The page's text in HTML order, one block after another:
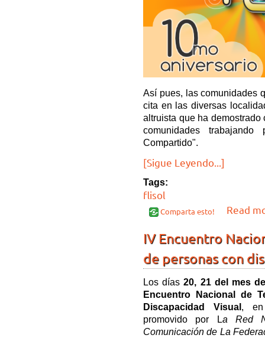
Así pues, las comunidades
cita en las diversas
altruista que ha
comunidades
Compartido".
[Sigue Leyendo...]
Tags:
flisol
Comparta esto! Read
IV Encuentro
de personas con
Los días 20, 21 del mes
Encuentro Nacional de
Discapacidad Visual , en
promovido por La Red
Comunicación de La